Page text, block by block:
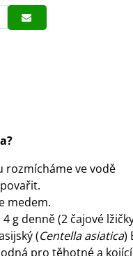
rozmícháme ve vodě
medem.
4 g denně (2 čajové
(Centella asiatica)
pro těhotné a